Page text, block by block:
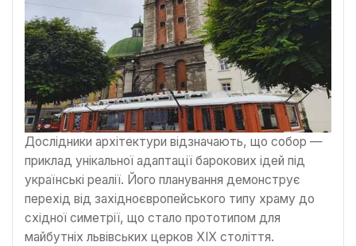
Дослідники архітектури відзначають, що собор —
приклад унікальної адаптації барокових ідей під
українські реалії. Його планування демонструє
перехід від західноєвропейського типу храму до
східної симетрії, що стало прототипом для
майбутніх львівських церков XIX століття.